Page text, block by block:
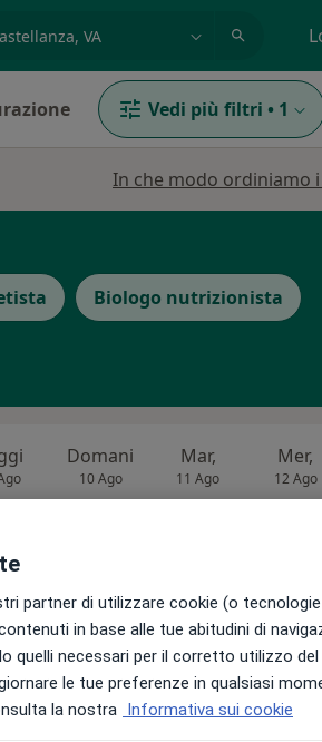
Vedi più filtri • 1
In che modo ordiniamo
Biologo nutrizionista
Domani
10 Ago
Mar,
11 Ago
Mer,
12 Ago
Non ci sono agende disponibili!
di attivare le prenotazioni online
partner di utilizzare cookie (o
in base alle tue abitudini di
quelli necessari per il corretto utilizzo
le tue preferenze in qualsiasi
la nostra Informativa sui cookie